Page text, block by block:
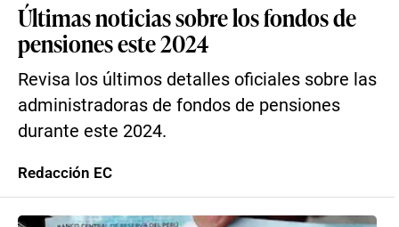
Últimas noticias sobre los fondos de
pensiones este 2024
Revisa los últimos detalles oficiales sobre las
administradoras de fondos de pensiones
durante este 2024.
Redacción EC